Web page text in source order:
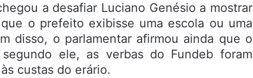
a desafiar Luciano Genésio a mostrar
o prefeito exibisse uma escola ou uma
disso, o parlamentar afirmou ainda que o
ele, as verbas do Fundeb foram
custas do erário.